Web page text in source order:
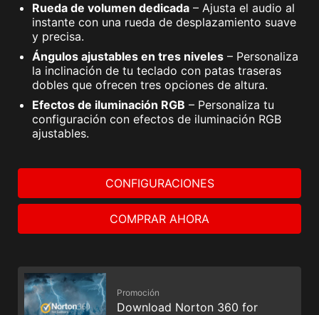
Rueda de volumen dedicada – Ajusta el audio al
instante con una rueda de desplazamiento suave
y precisa.
Ángulos ajustables en tres niveles – Personaliza
la inclinación de tu teclado con patas traseras
dobles que ofrecen tres opciones de altura.
Efectos de iluminación RGB – Personaliza tu
configuración con efectos de iluminación RGB
ajustables.
CONFIGURACIONES
COMPRAR AHORA
Promoción
Download Norton 360 for